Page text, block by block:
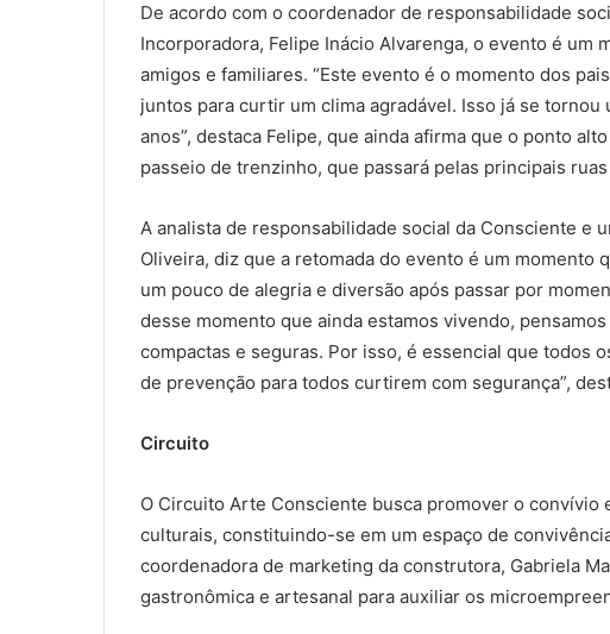
De acordo com o coordenador de responsabilidade
Incorporadora, Felipe Inácio Alvarenga, o evento é um
amigos e familiares. “Este evento é o momento dos
juntos para curtir um clima agradável. Isso já se
anos”, destaca Felipe, que ainda afirma que o ponto
passeio de trenzinho, que passará pelas principais
A analista de responsabilidade social da Consciente e
Oliveira, diz que a retomada do evento é um momento
um pouco de alegria e diversão após passar por
desse momento que ainda estamos vivendo,
compactas e seguras. Por isso, é essencial que todos
de prevenção para todos curtirem com segurança”,
Circuito
O Circuito Arte Consciente busca promover o convívio
culturais, constituindo-se em um espaço de
coordenadora de marketing da construtora, Gabriela
gastronômica e artesanal para auxiliar os